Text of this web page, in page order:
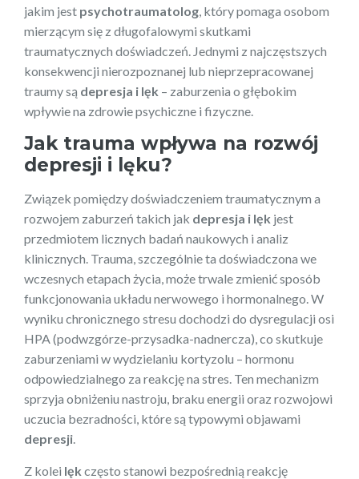
jakim jest psychotraumatolog , który pomaga osobom
mierzącym się z długofalowymi skutkami
traumatycznych doświadczeń. Jednymi z najczęstszych
konsekwencji nierozpoznanej lub nieprzepracowanej
traumy są depresja i lęk – zaburzenia o głębokim
wpływie na zdrowie psychiczne i fizyczne.
Jak trauma wpływa na rozwój
depresji i lęku?
Związek pomiędzy doświadczeniem traumatycznym a
rozwojem zaburzeń takich jak depresja i lęk jest
przedmiotem licznych badań naukowych i analiz
klinicznych. Trauma, szczególnie ta doświadczona we
wczesnych etapach życia, może trwale zmienić sposób
funkcjonowania układu nerwowego i hormonalnego. W
wyniku chronicznego stresu dochodzi do dysregulacji osi
HPA (podwzgórze-przysadka-nadnercza), co skutkuje
zaburzeniami w wydzielaniu kortyzolu – hormonu
odpowiedzialnego za reakcję na stres. Ten mechanizm
sprzyja obniżeniu nastroju, braku energii oraz rozwojowi
uczucia bezradności, które są typowymi objawami
depresji
Z kolei lęk często stanowi bezpośrednią reakcję